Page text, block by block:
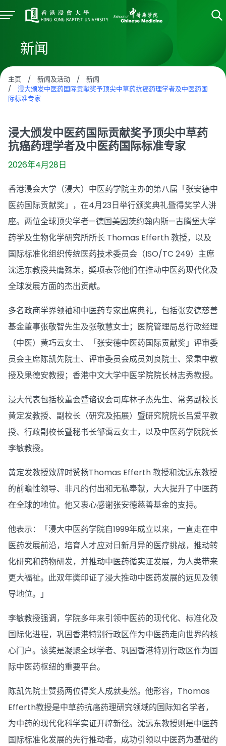
新闻
主页 / 新闻及活动 /
新闻
/
浸大颁发中医药国际贡献奖予顶尖中草药抗癌药理学者及中医药国
际标准专家
浸大颁发中医药国际贡献奖予顶尖中草药
抗癌药理学者及中医药国际标准专家
2026年4月28日
香港浸会大学（浸大）中医药学院主办的第八届「张安德中
医药国际贡献奖」，在4月23日举行颁奖典礼暨得奖学人讲
座。两位全球顶尖学者—德国美因茨约翰内斯—古腾堡大学
药学及生物化学研究所所长 Thomas Efferth 教授，以及
国际标准化组织传统医药技术委员会（ISO/TC 249）主席
沈远东教授共膺殊荣，奬项表彰他们在推动中医药现代化及
全球发展方面的杰出贡献。
多名政商学界领袖和中医药专家出席典礼，包括张安德慈善
基金董事张敬智先生及张敬慧女士；医院管理局总行政经理
（中医）黄巧云女士、「张安德中医药国际贡献奖」评审委
员会主席陈凯先院士、评审委员会成员刘良院士、梁秉中教
授及果德安教授；香港中文大学中医学院院长林志秀教授。
浸大代表包括校董会暨谘议会司库林子杰先生、常务副校长
黄定发教授、副校长（研究及拓展）暨研究院院长吕爱平教
授、行政副校长暨秘书长邹霭云女士，以及中医药学院院长
李敏教授。
黄定发教授致辞时赞扬Thomas Efferth 教授和沈远东教授
的前瞻性领导、非凡的付出和无私奉献，大大提升了中医药
在全球的地位。他又衷心感谢张安德慈善基金的支持。
他表示：「浸大中医药学院自1999年成立以来，一直走在中
医药发展前沿，培育人才应对日新月异的医疗挑战，推动转
化研究和药物研发，并推动中医药循实证发展，为人类带来
更大福祉。此双年奬印证了浸大推动中医药发展的远见及领
导地位。」
李敏教授强调，学院多年来引领中医药的现代化、标准化及
国际化进程，巩固香港特别行政区作为中医药走向世界的核
心门户。该奖是凝聚全球学者、巩固香港特别行政区作为国
际中医药枢纽的重要平台。
陈凯先院士赞扬两位得奖人成就斐然。他形容，Thomas
Efferth教授是中草药抗癌药理研究领域的国际知名学者，
为中药的现代化科学实证开辟新径。沈远东教授则是中医药
国际标准化发展的先行推动者，成功引领以中医药为基础的